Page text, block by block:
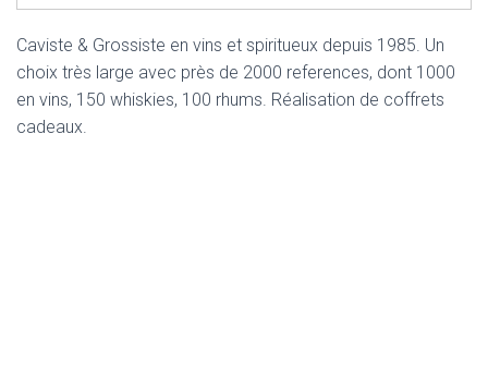
Caviste & Grossiste en vins et spiritueux depuis 1985. Un
choix très large avec près de 2000 references, dont 1000
en vins, 150 whiskies, 100 rhums. Réalisation de coffrets
cadeaux.